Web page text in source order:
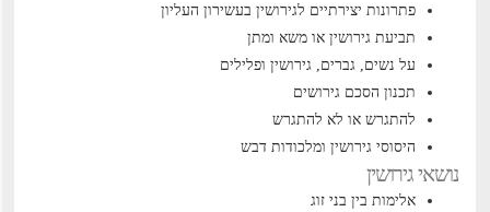
פתרונות יצירתיים לגירושין בעשירון העליון
תביעת גירושין או משא ומתן
על נשים, גברים, גירושין ופלילים
תכנון הסכם גירושים
להתגרש או לא להתגרש
היסוסי גירושין ומלכודות דבש
נושאי גירושין
אלימות בין בני זוג